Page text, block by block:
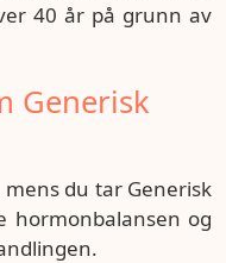
40 år på grunn av
Generisk
du tar Generisk
hormonbalansen og